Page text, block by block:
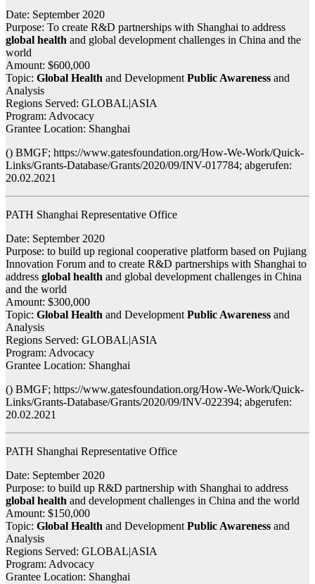
Date: September 2020
Purpose: To create R&D partnerships with Shanghai to address
global health and global development challenges in China and the
world
Amount: $600,000
Topic: Global Health and DevelopmentPublic Awareness and
Analysis
Regions Served: GLOBAL|ASIA
Program: Advocacy
Grantee Location: Shanghai
() BMGF; https://www.gatesfoundation.org/How-We-Work/Quick-
Links/Grants-Database/Grants/2020/09/INV-017784; abgerufen:
20.02.2021
PATH Shanghai Representative Office
Date: September 2020
Purpose: to build up regional cooperative platform based on Pujiang
Innovation Forum and to create R&D partnerships with Shanghai to
address global health and global development challenges in China
and the world
Amount: $300,000
Topic: Global Health and DevelopmentPublic Awareness and
Analysis
Regions Served: GLOBAL|ASIA
Program: Advocacy
Grantee Location: Shanghai
() BMGF; https://www.gatesfoundation.org/How-We-Work/Quick-
Links/Grants-Database/Grants/2020/09/INV-022394; abgerufen:
20.02.2021
PATH Shanghai Representative Office
Date: September 2020
Purpose: to build up R&D partnership with Shanghai to address
global health and development challenges in China and the world
Amount: $150,000
Topic: Global Health and DevelopmentPublic Awareness and
Analysis
Regions Served: GLOBAL|ASIA
Program: Advocacy
Grantee Location: Shanghai